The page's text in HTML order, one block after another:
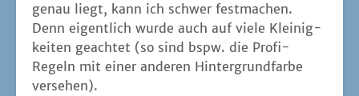
genau liegt, kann ich schwer fest­ma­chen.
Denn eigent­lich wur­de auch auf vie­le Klei­nig­
kei­ten geach­tet (so sind bspw. die Pro­fi-
Regeln mit einer ande­ren Hin­ter­grund­far­be
versehen).